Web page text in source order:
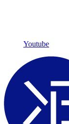
Youtube